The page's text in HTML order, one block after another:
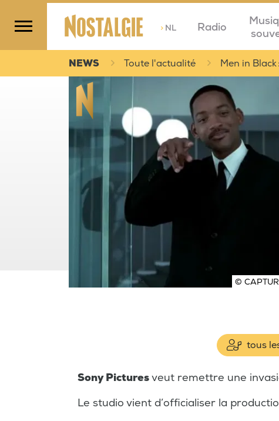
>NL Radio
NEWS Toute l'actualité Men in
©
tous
Sony Picturesveut remettre une
Le studio vient d’officialiser la